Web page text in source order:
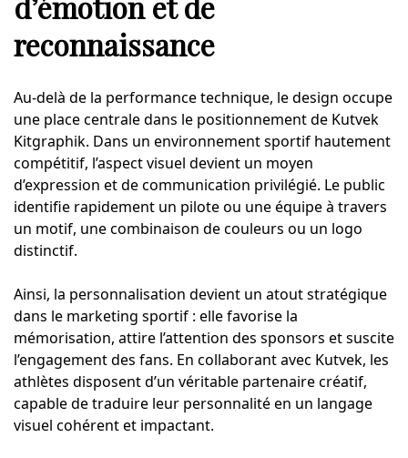
reconnaissance
Au-delà de la performance technique, le design occupe
une place centrale dans le positionnement de Kutvek
Kitgraphik. Dans un environnement sportif hautement
compétitif, l’aspect visuel devient un moyen
d’expression et de communication privilégié. Le public
identifie rapidement un pilote ou une équipe à travers
un motif, une combinaison de couleurs ou un logo
distinctif.
Ainsi, la personnalisation devient un atout stratégique
dans le marketing sportif : elle favorise la
mémorisation, attire l’attention des sponsors et suscite
l’engagement des fans. En collaborant avec Kutvek, les
athlètes disposent d’un véritable partenaire créatif,
capable de traduire leur personnalité en un langage
visuel cohérent et impactant.